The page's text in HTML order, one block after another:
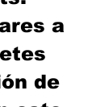
a
de